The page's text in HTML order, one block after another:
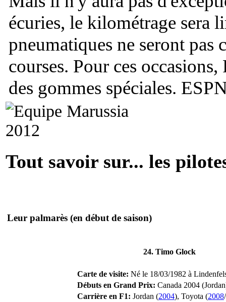
écuries, le kilométrage sera
pneumatiques ne seront pas
courses. Pour ces
des gommes spéciales.
Tout savoir sur... les
Leur palmarès (en début de saison)
24. Timo Glock
Carte de visite: Né le 18/03/1982 à
Débuts en Grand Prix: Canada 2004
Carrière en F1: Jordan (2004), Toyota (2008/